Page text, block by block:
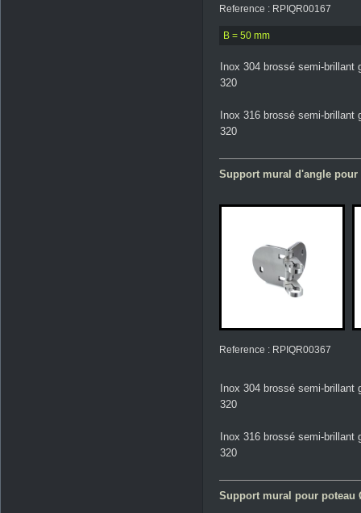
Reference : RPIQR00167
B = 50 mm
Inox 304 brossé semi-brillant
320
Inox 316 brossé semi-brillant
320
Support mural d'angle pour
Reference : RPIQR00367
Inox 304 brossé semi-brillant
320
Inox 316 brossé semi-brillant
320
Support mural pour poteau